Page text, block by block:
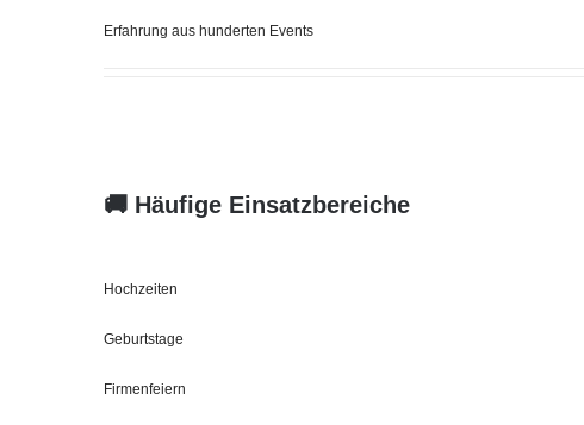
Erfahrung aus hunderten Events
🚚 Häufige Einsatzbereiche
Hochzeiten
Geburtstage
Firmenfeiern